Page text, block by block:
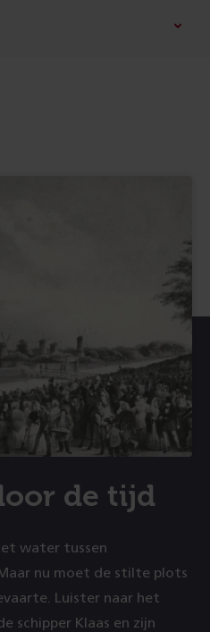
de tijd
water tussen
nu moet de stilte plots
Luister naar het
schipper Klaas en zijn